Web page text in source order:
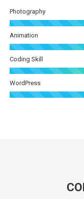
Photography
Animation
Coding Skill
WordPress